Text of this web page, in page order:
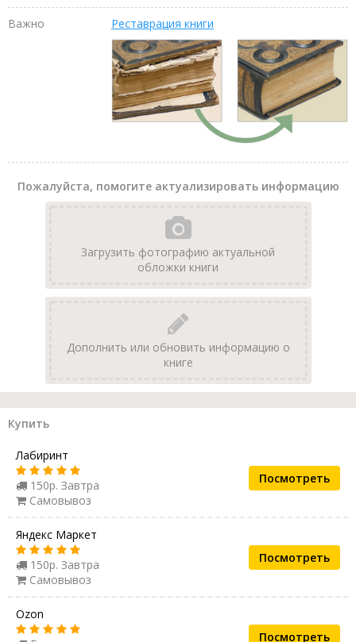
Важно Реставрация книги
Пожалуйста, помогите актуализировать информацию
Загрузить фотографию актуальной
обложки книги
Дополнить или обновить информацию о
книге
Купить
Лабиринт
150р. Завтра
Самовывоз
Посмотреть
Яндекс Маркет
150р. Завтра
Самовывоз
Посмотреть
Ozon
Посмотреть